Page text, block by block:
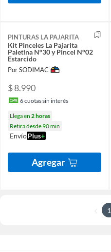
PINTURAS LA PAJARITA
Kit Pinceles La Pajarita
Paletina N°30 y Pincel N°02
Estarcido
Por SODIMAC
$ 8.990
6cuotas sin interés
Llega en 2 horas
Retira desde 90 min
EnvíoPlus+
Agregar
1